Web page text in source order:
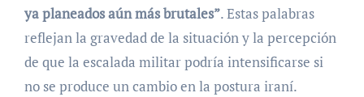
ya planeados aún más brutales”. Estas palabras
reflejan la gravedad de la situación y la percepción
de que la escalada militar podría intensificarse si
no se produce un cambio en la postura iraní.